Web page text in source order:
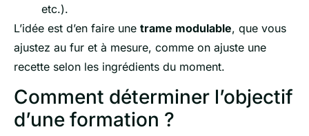
etc.).
L’idée est d’en faire une trame modulable, que vous
ajustez au fur et à mesure, comme on ajuste une
recette selon les ingrédients du moment.
Comment déterminer l’objectif
d’une formation ?